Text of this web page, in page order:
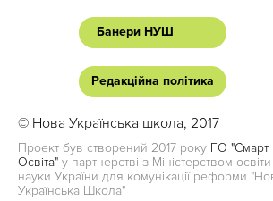
Банери НУШ
Редакційна політика
© Нова Українська школа, 2017
Проект був створений 2017 року ГО "Смарт
Освіта" у партнерстві з Міністерством освіти
науки України для комунікації реформи
Українська Школа"